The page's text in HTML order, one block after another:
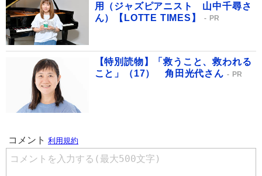
用（ジャズピアニスト 山中千尋さ
ん）【LOTTE TIMES】
PR
【特別読物】「救うこと、救われる
こと」（17） 角田光代さん
PR